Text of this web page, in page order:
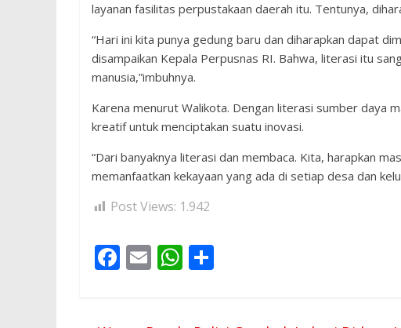
layanan fasilitas perpustakaan daerah itu. Tentunya,
“Hari ini kita punya gedung baru dan diharapkan dapat
disampaikan Kepala Perpusnas RI. Bahwa, literasi itu
manusia,”imbuhnya.
Karena menurut Walikota. Dengan literasi sumber daya
kreatif untuk menciptakan suatu inovasi.
“Dari banyaknya literasi dan membaca. Kita, harapkan
memanfaatkan kekayaan yang ada di setiap desa dan
Post Views: 1.942
F E W